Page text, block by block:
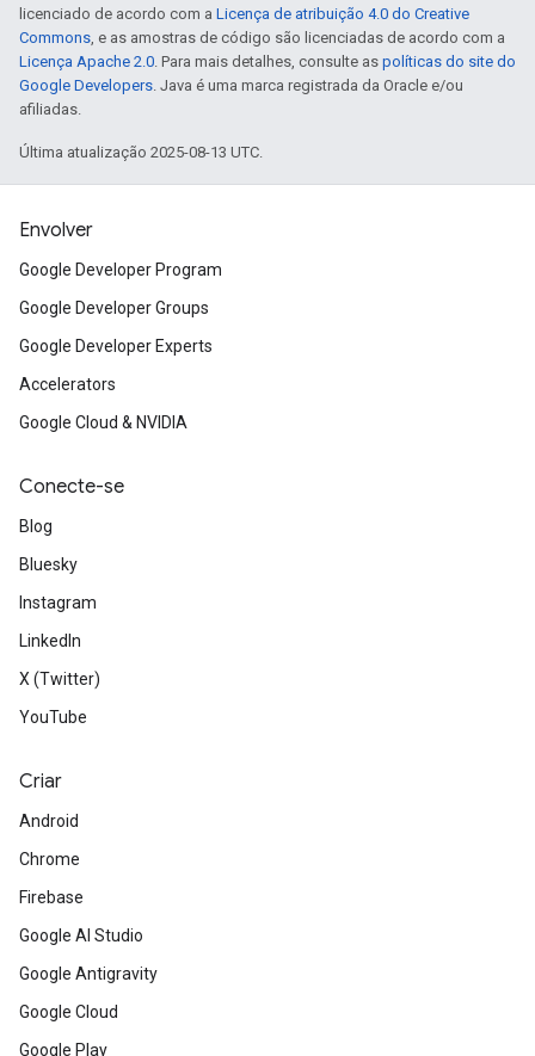
licenciado de acordo com a Licença de atribuição 4.0 do Creative
Commons, e as amostras de código são licenciadas de acordo com a
Licença Apache 2.0. Para mais detalhes, consulte as políticas do site do
Google Developers. Java é uma marca registrada da Oracle e/ou
afiliadas.
Última atualização 2025-08-13 UTC.
Envolver
Google Developer Program
Google Developer Groups
Google Developer Experts
Accelerators
Google Cloud & NVIDIA
Conecte-se
Blog
Bluesky
Instagram
LinkedIn
X (Twitter)
YouTube
Criar
Android
Chrome
Firebase
Google AI Studio
Google Antigravity
Google Cloud
Google Play